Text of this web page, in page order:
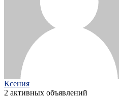
Ксения
2 активных объявлений